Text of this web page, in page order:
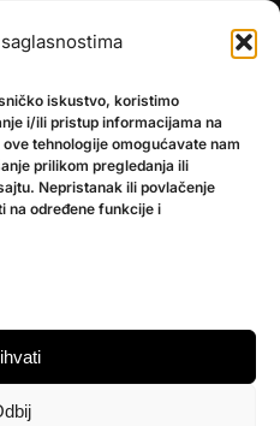
iskustvo, koristimo
i/ili pristup informacijama na
tehnologije omogućavate nam
prilikom pregledanja ili
Nepristanak ili povlačenje
na određene funkcije i